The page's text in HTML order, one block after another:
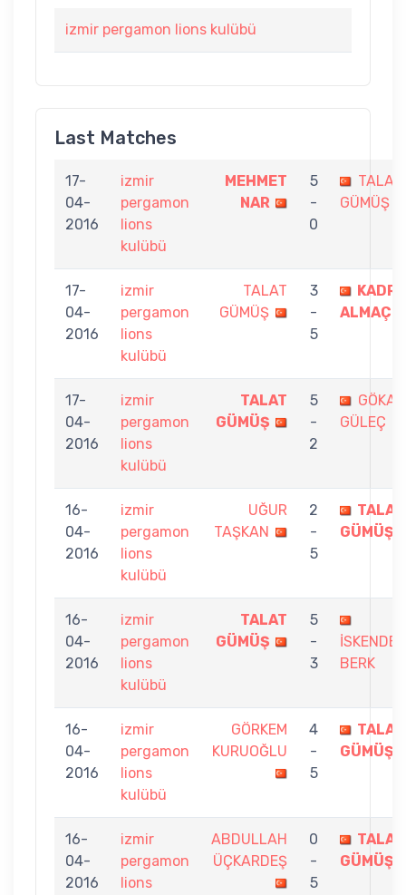
izmir pergamon lions kulübü
Last Matches
17-
04-
2016
izmir
pergamon
lions
kulübü
MEHMET
NAR
5
-
0
TALAT
GÜMÜŞ
17-
04-
2016
izmir
pergamon
lions
kulübü
TALAT
GÜMÜŞ
3
-
5
KADRİ
ALMAÇ
17-
04-
2016
izmir
pergamon
lions
kulübü
TALAT
GÜMÜŞ
5
-
2
GÖKAY
GÜLEÇ
16-
04-
2016
izmir
pergamon
lions
kulübü
UĞUR
TAŞKAN
2
-
5
TALAT
GÜMÜŞ
16-
04-
2016
izmir
pergamon
lions
kulübü
TALAT
GÜMÜŞ
5
-
3
İSKENDER
BERK
16-
04-
2016
izmir
pergamon
lions
kulübü
GÖRKEM
KURUOĞLU
4
-
5
TALAT
GÜMÜŞ
16-
04-
2016
izmir
pergamon
lions
ABDULLAH
ÜÇKARDEŞ
0
-
5
TALAT
GÜMÜŞ